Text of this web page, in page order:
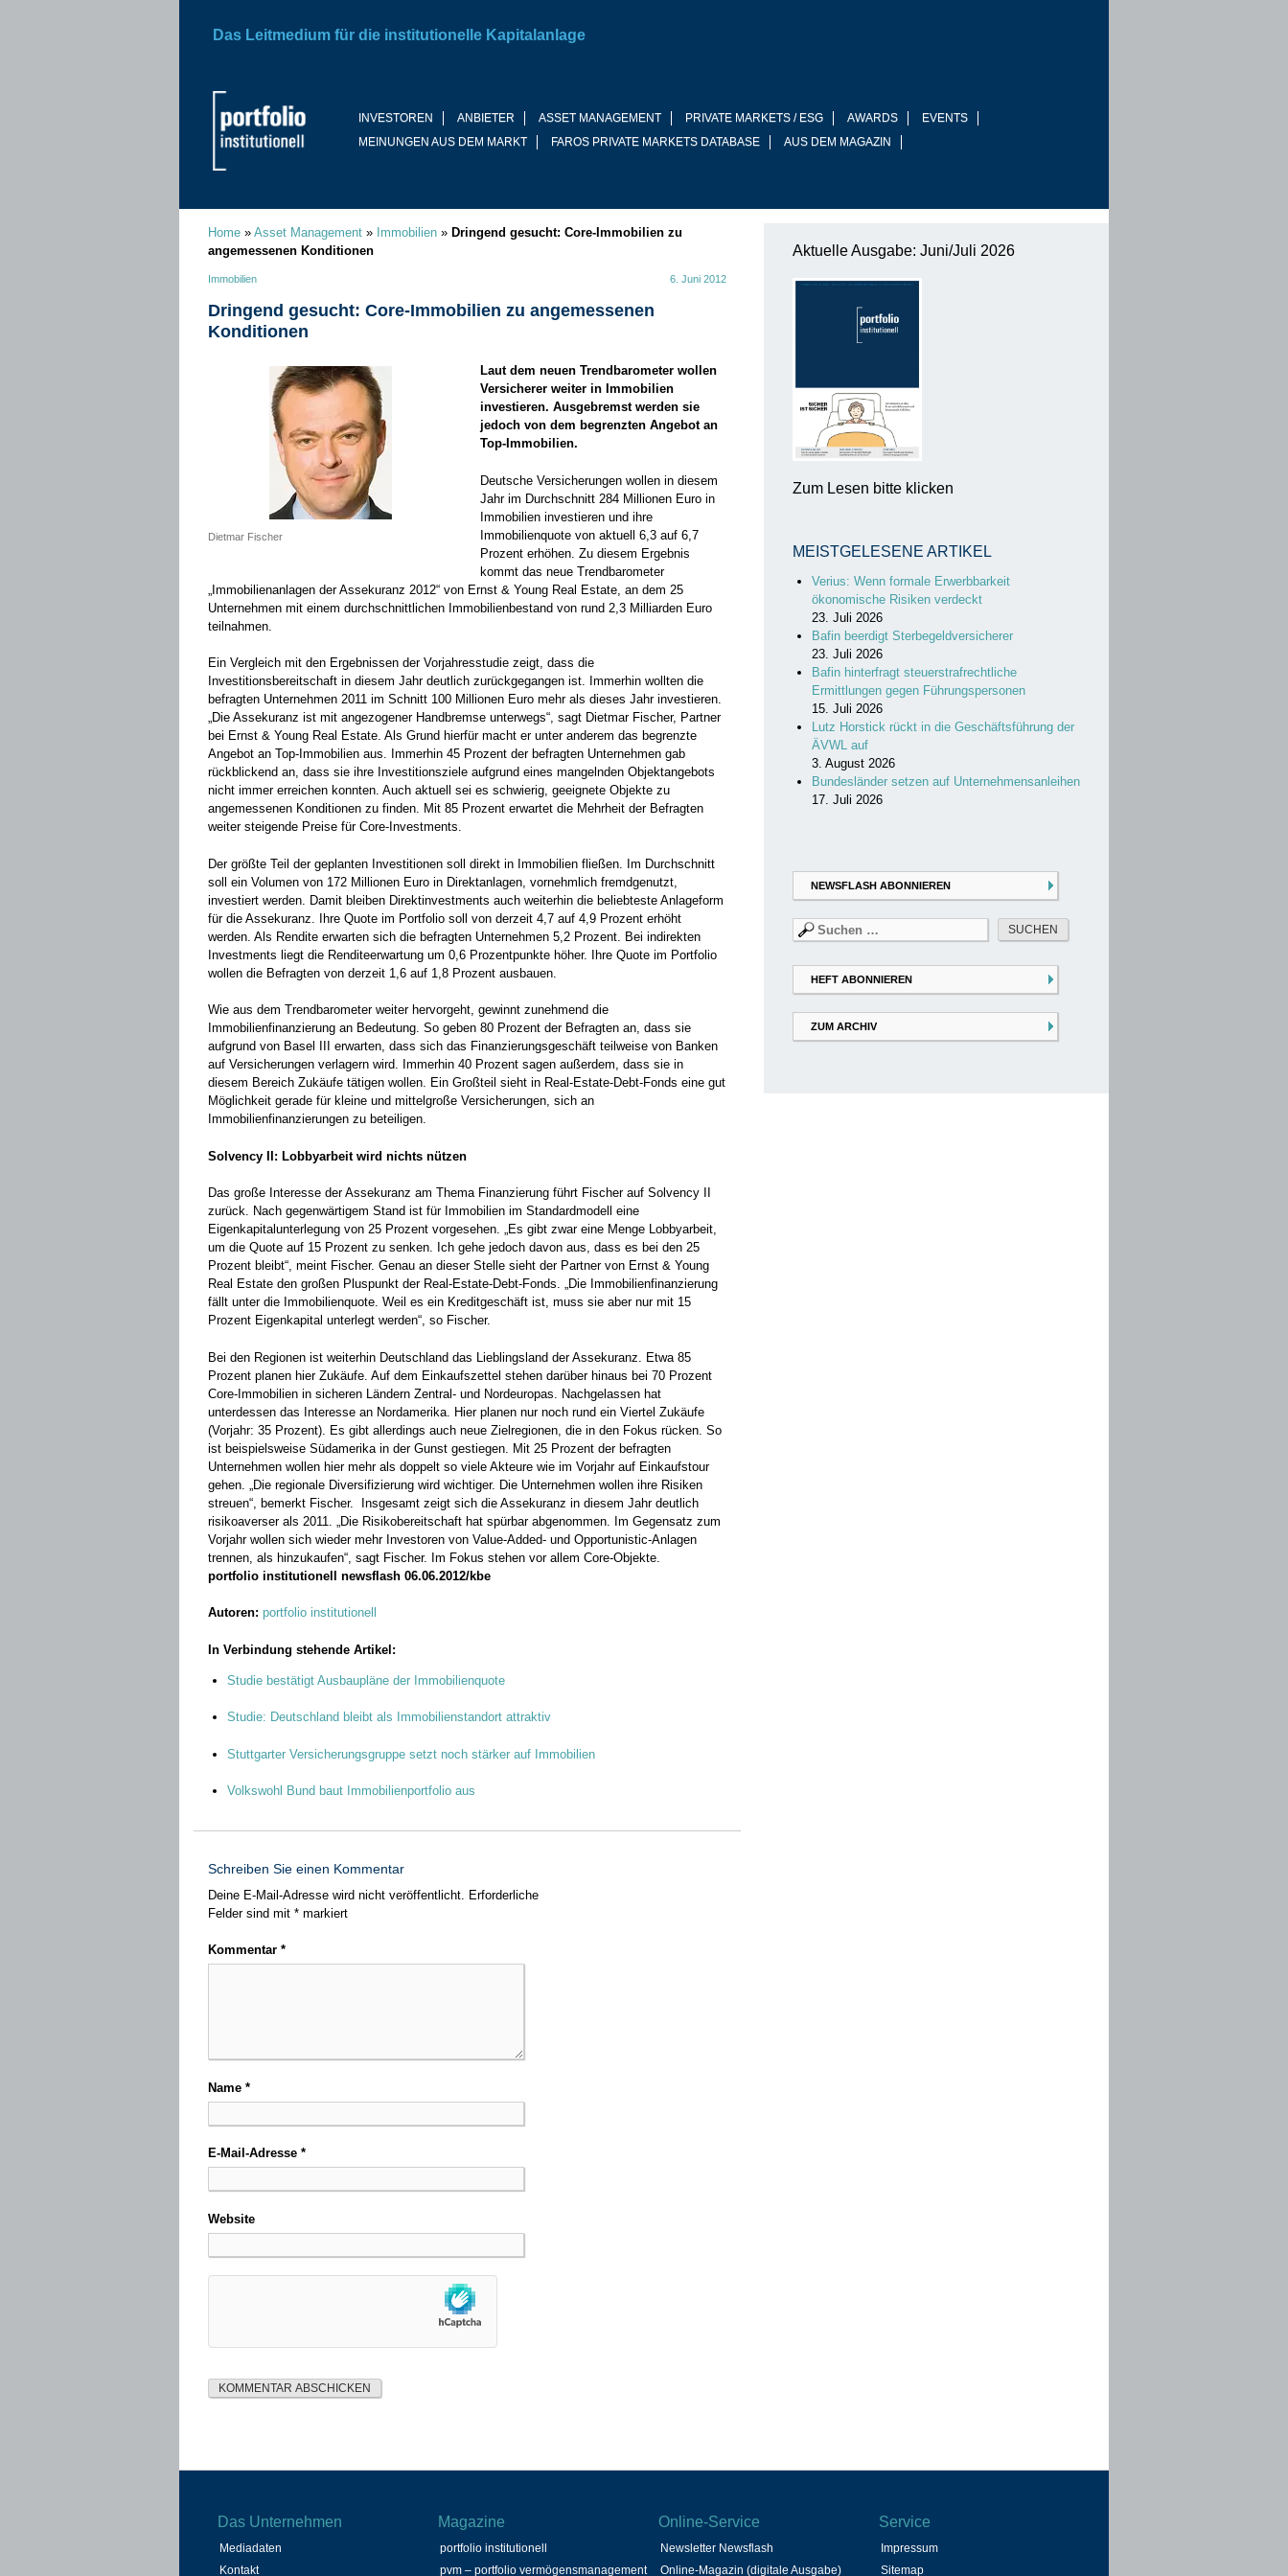
INVESTOREN ANBIETER ASSET MANAGEMENT PRIVATE MARKETS / ESG AWARDS
EVENTS
MEINUNGEN AUS DEM MARKT
FAROS PRIVATE MARKETS DATABASE AUS DEM MAGAZIN
Das Leitmedium für die institutionelle Kapitalanlage
Home » Asset Management » Immobilien » Dringend gesucht: Core-Immobilien zu
angemessenen Konditionen
Immobilien 6. Juni 2012
Dringend gesucht: Core-Immobilien zu angemessenen
Konditionen
Dietmar Fischer
Laut dem neuen Trendbarometer wollen
Versicherer weiter in Immobilien
investieren. Ausgebremst werden sie
jedoch von dem begrenzten Angebot an
Top-Immobilien.
Deutsche Versicherungen wollen in diesem
Jahr im Durchschnitt 284 Millionen Euro in
Immobilien investieren und ihre
Immobilienquote von aktuell 6,3 auf 6,7
Prozent erhöhen. Zu diesem Ergebnis
kommt das neue Trendbarometer
„Immobilienanlagen der Assekuranz 2012“ von Ernst & Young Real Estate, an dem 25
Unternehmen mit einem durchschnittlichen Immobilienbestand von rund 2,3 Milliarden Euro
teilnahmen.
Ein Vergleich mit den Ergebnissen der Vorjahresstudie zeigt, dass die
Investitionsbereitschaft in diesem Jahr deutlich zurückgegangen ist. Immerhin wollten die
befragten Unternehmen 2011 im Schnitt 100 Millionen Euro mehr als dieses Jahr investieren.
„Die Assekuranz ist mit angezogener Handbremse unterwegs“, sagt Dietmar Fischer, Partner
bei Ernst & Young Real Estate. Als Grund hierfür macht er unter anderem das begrenzte
Angebot an Top-Immobilien aus. Immerhin 45 Prozent der befragten Unternehmen gab
rückblickend an, dass sie ihre Investitionsziele aufgrund eines mangelnden Objektangebots
nicht immer erreichen konnten. Auch aktuell sei es schwierig, geeignete Objekte zu
angemessenen Konditionen zu finden. Mit 85 Prozent erwartet die Mehrheit der Befragten
weiter steigende Preise für Core-Investments.
Der größte Teil der geplanten Investitionen soll direkt in Immobilien fließen. Im Durchschnitt
soll ein Volumen von 172 Millionen Euro in Direktanlagen, vornehmlich fremdgenutzt,
investiert werden. Damit bleiben Direktinvestments auch weiterhin die beliebteste Anlageform
für die Assekuranz. Ihre Quote im Portfolio soll von derzeit 4,7 auf 4,9 Prozent erhöht
werden. Als Rendite erwarten sich die befragten Unternehmen 5,2 Prozent. Bei indirekten
Investments liegt die Renditeerwartung um 0,6 Prozentpunkte höher. Ihre Quote im Portfolio
wollen die Befragten von derzeit 1,6 auf 1,8 Prozent ausbauen.
Wie aus dem Trendbarometer weiter hervorgeht, gewinnt zunehmend die
Immobilienfinanzierung an Bedeutung. So geben 80 Prozent der Befragten an, dass sie
aufgrund von Basel III erwarten, dass sich das Finanzierungsgeschäft teilweise von Banken
auf Versicherungen verlagern wird. Immerhin 40 Prozent sagen außerdem, dass sie in
diesem Bereich Zukäufe tätigen wollen. Ein Großteil sieht in Real-Estate-Debt-Fonds eine gut
Möglichkeit gerade für kleine und mittelgroße Versicherungen, sich an
Immobilienfinanzierungen zu beteiligen.
Solvency II: Lobbyarbeit wird nichts nützen
Das große Interesse der Assekuranz am Thema Finanzierung führt Fischer auf Solvency II
zurück. Nach gegenwärtigem Stand ist für Immobilien im Standardmodell eine
Eigenkapitalunterlegung von 25 Prozent vorgesehen. „Es gibt zwar eine Menge Lobbyarbeit,
um die Quote auf 15 Prozent zu senken. Ich gehe jedoch davon aus, dass es bei den 25
Prozent bleibt“, meint Fischer. Genau an dieser Stelle sieht der Partner von Ernst & Young
Real Estate den großen Pluspunkt der Real-Estate-Debt-Fonds. „Die Immobilienfinanzierung
fällt unter die Immobilienquote. Weil es ein Kreditgeschäft ist, muss sie aber nur mit 15
Prozent Eigenkapital unterlegt werden“, so Fischer.
Bei den Regionen ist weiterhin Deutschland das Lieblingsland der Assekuranz. Etwa 85
Prozent planen hier Zukäufe. Auf dem Einkaufszettel stehen darüber hinaus bei 70 Prozent
Core-Immobilien in sicheren Ländern Zentral- und Nordeuropas. Nachgelassen hat
unterdessen das Interesse an Nordamerika. Hier planen nur noch rund ein Viertel Zukäufe
(Vorjahr: 35 Prozent). Es gibt allerdings auch neue Zielregionen, die in den Fokus rücken. So
ist beispielsweise Südamerika in der Gunst gestiegen. Mit 25 Prozent der befragten
Unternehmen wollen hier mehr als doppelt so viele Akteure wie im Vorjahr auf Einkaufstour
gehen. „Die regionale Diversifizierung wird wichtiger. Die Unternehmen wollen ihre Risiken
streuen“, bemerkt Fischer. Insgesamt zeigt sich die Assekuranz in diesem Jahr deutlich
risikoaverser als 2011. „Die Risikobereitschaft hat spürbar abgenommen. Im Gegensatz zum
Vorjahr wollen sich wieder mehr Investoren von Value-Added- und Opportunistic-Anlagen
trennen, als hinzukaufen“, sagt Fischer. Im Fokus stehen vor allem Core-Objekte.
portfolio institutionell newsflash 06.06.2012/kbe
Autoren: portfolio institutionell
In Verbindung stehende Artikel:
Studie bestätigt Ausbaupläne der Immobilienquote
Studie: Deutschland bleibt als Immobilienstandort attraktiv
Stuttgarter Versicherungsgruppe setzt noch stärker auf Immobilien
Volkswohl Bund baut Immobilienportfolio aus
Schreiben Sie einen Kommentar
Deine E-Mail-Adresse wird nicht veröffentlicht. Erforderliche
Felder sind mit * markiert
Kommentar *
Name *
E-Mail-Adresse *
Website
Aktuelle Ausgabe: Juni/Juli 2026
Zum Lesen bitte klicken
MEISTGELESENE ARTIKEL
Verius: Wenn formale Erwerbbarkeit
ökonomische Risiken verdeckt
23. Juli 2026
Bafin beerdigt Sterbegeldversicherer
23. Juli 2026
Bafin hinterfragt steuerstrafrechtliche
Ermittlungen gegen Führungspersonen
15. Juli 2026
Lutz Horstick rückt in die Geschäftsführung der
ÄVWL auf
3. August 2026
Bundesländer setzen auf Unternehmensanleihen
17. Juli 2026
NEWSFLASH ABONNIEREN
Suchen
nach:
HEFT ABONNIEREN
ZUM ARCHIV
Das Unternehmen
Mediadaten
Kontakt
Magazine
portfolio institutionell
pvm – portfolio vermögensmanagement
Online-Service
Newsletter Newsflash
Online-Magazin (digitale Ausgabe)
Service
Impressum
Sitemap